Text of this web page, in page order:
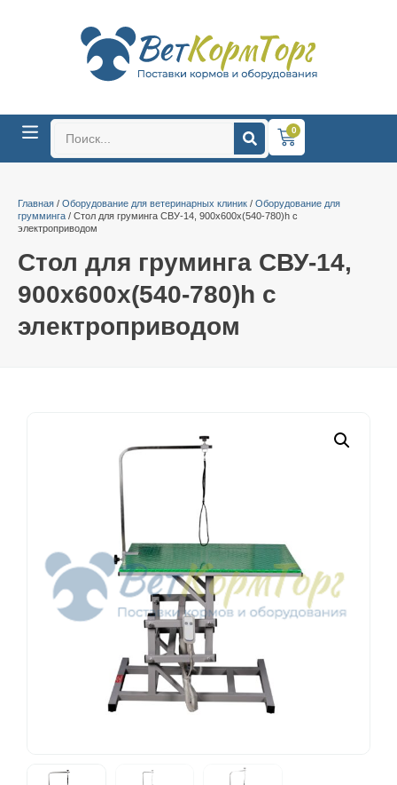
0
Главная / Оборудование для ветеринарных клиник / Оборудование для
грумминга / Стол для груминга СВУ-14, 900х600x(540-780)h с
электроприводом
Стол для груминга СВУ-14,
900х600x(540-780)h с
электроприводом